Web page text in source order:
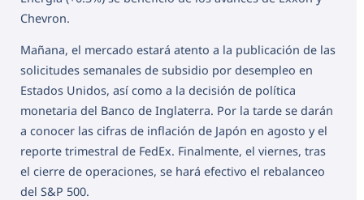
Chevron.
Mañana, el mercado estará atento a la publicación de las
solicitudes semanales de subsidio por desempleo en
Estados Unidos, así como a la decisión de política
monetaria del Banco de Inglaterra. Por la tarde se darán
a conocer las cifras de inflación de Japón en agosto y el
reporte trimestral de FedEx. Finalmente, el viernes, tras
el cierre de operaciones, se hará efectivo el rebalanceo
del S&P 500.